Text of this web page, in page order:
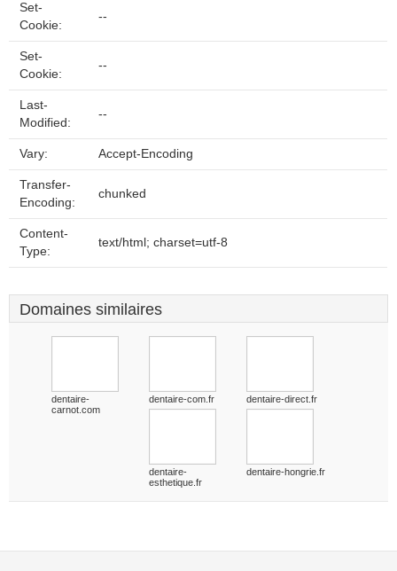
Set-
Cookie:
--
Set-
Cookie:
--
Last-
Modified:
--
Vary: Accept-Encoding
Transfer-
Encoding:
chunked
Content-
Type:
text/html; charset=utf-8
Domaines similaires
dentaire-
carnot.com
dentaire-com.fr dentaire-direct.fr
dentaire-
esthetique.fr
dentaire-hongrie.fr